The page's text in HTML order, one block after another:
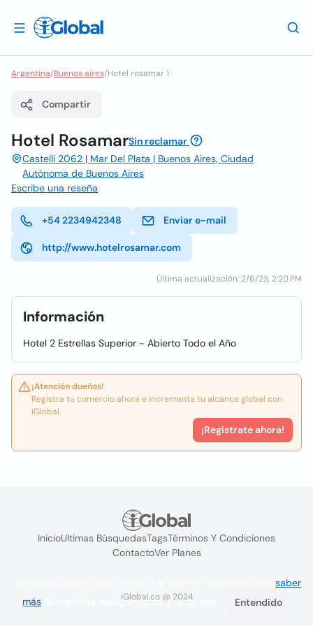
Argentina/Buenos aires/Hotel rosamar 1
Compartir
Hotel RosamarSin reclamar
Castelli 2062 | Mar Del Plata | Buenos Aires, Ciudad
Autónoma de Buenos Aires
Escribe una reseña
+54 2234942348 Enviar e-mail
http://www.hotelrosamar.com
Última actualización: 2/6/23, 2:20 PM
Información
Hotel 2 Estrellas Superior - Abierto Todo el Año
¡Atención dueños!
Registra tu comercio ahora e incrementa tu alcance global con
iGlobal.
¡Registrate ahora!
InicioUltimas BúsquedasTagsTérminos Y Condiciones
ContactoVer Planes
iGlobal.co @ 2024
saber
más . Si continúa navegando acepta su uso. Entendido